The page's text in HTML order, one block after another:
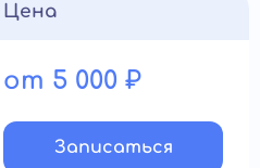
Цена
от 5 000 ₽
Записатьcя